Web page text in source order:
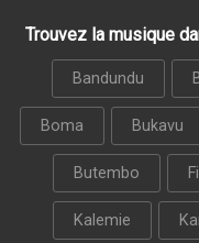
Trouvez la musique
Bandundu
Boma Bukavu
Butembo
Kalemie